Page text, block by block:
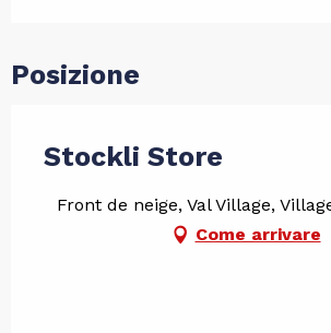
Posizione
Stockli Store
Front de neige, Val Village,
Come arrivare